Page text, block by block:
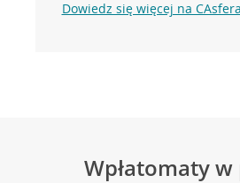
Dowiedz się więcej na
Wpłatomaty